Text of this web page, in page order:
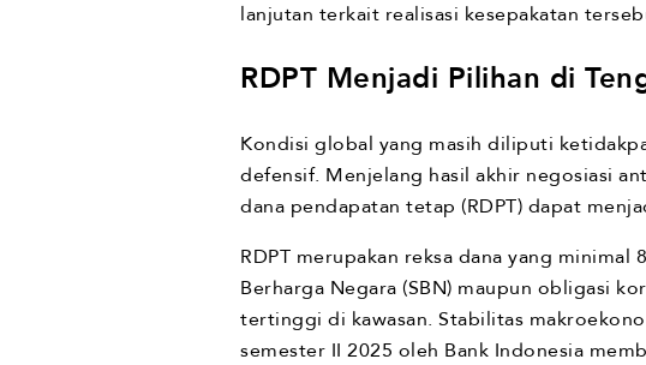
lanjutan terkait realisasi kesepakatan
RDPT Menjadi Pilihan di
Kondisi global yang masih diliputi
defensif. Menjelang hasil akhir negosiasi
dana pendapatan tetap (RDPT) dapat
RDPT merupakan reksa dana yang
Berharga Negara (SBN) maupun obligasi
tertinggi di kawasan. Stabilitas
semester II 2025 oleh Bank Indonesia